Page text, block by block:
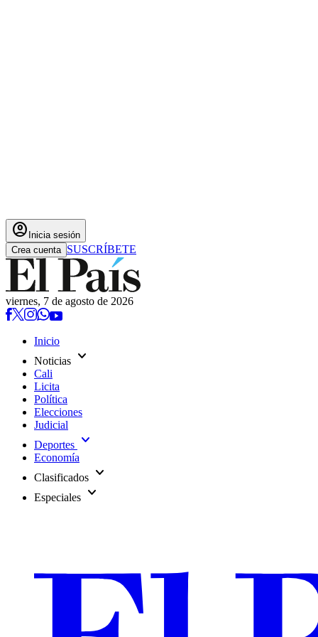
account_circle Inicia sesión
Crea cuenta SUSCRÍBETE
viernes, 7 de agosto de 2026
Inicio
Noticias expand_more
Cali
Licita
Política
Elecciones
Judicial
Deportes expand_more
Economía
Clasificados expand_more
Especiales expand_more